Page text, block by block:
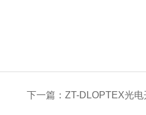
下一篇： ZT-DLOPTEX光